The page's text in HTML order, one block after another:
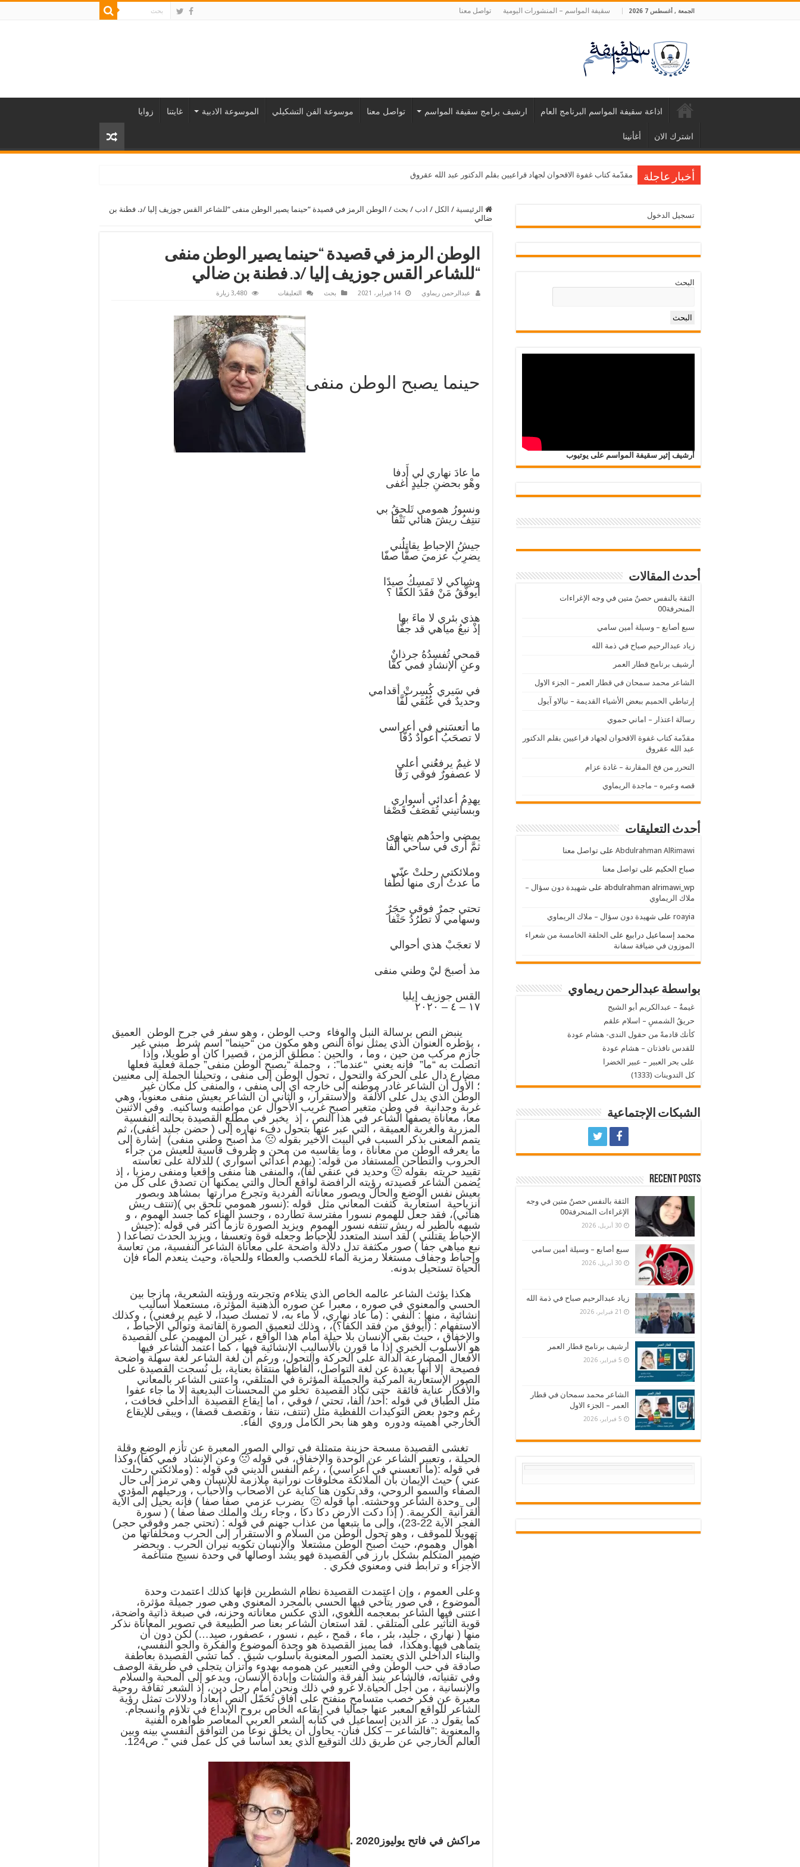
الجمعة , أغسطس 7 2026 سقيفة المواسم – المنشورات اليومية تواصل معنا
اذاعة سقيفة المواسم البرنامج العام ارشيف برامج سقيفة المواسم تواصل معنا موسوعة الفن التشكيلي الموسوعة الادبية غايتنا زوايا
اشترك الان أغأنينا
أخبار عاجلة مقدّمة كتاب غفوة الاقحوان لجهاد قراعيين بقلم الدكتور عبد الله عقروق
التحرر من فخ المقارنة – غادة عزام
الرئيسية / الكل / ادب / بحث / الوطن الرمز في قصيدة “حينما يصير الوطن منفى “للشاعر القس جوزيف إليا /د. فطنة بن
ضالي
الوطن الرمز في قصيدة “حينما يصير الوطن منفى
“للشاعر القس جوزيف إليا /د. فطنة بن ضالي
عبدالرحمن ريماوي 14 فبراير، 2021 بحث التعليقات
في
قصيدة
“حينما
يصير
الوطن
منفى
“للشاعر
القس
جوزيف
إليا
/
بن
مغلقة
3,480 زيارة
حينما يصبح الوطن منفى
ما عادَ نهاري لي أَدفا
وهْو بحضنِ جليدٍ أغفى
ونسورُ همومي تَلحقُ بي
تنتِفُ ريشَ هنائي نَتْفا
جيشُ الإحباطِ يقاتلُني
يضرِبُ عزميَ صفًّا صفّا
وشِباكي لا تَمسِكُ صيدًا
أيوفَّقُ مَنْ فقَدَ الكفّا ؟
هذي بئري لا ماءَ بها
إذْ نبعُ مياهي قد جفّا
قمحي تُفسِدُهُ جرذانٌ
وعنِ الإنشادِ فمي كفّا
في سَيري كُسِرتْ أقدامي
وحديدٌ في عُنُقي لُفَّا
ما أتعسَني في أعراسي
لا تصحَبُ أعوادٌ دُفّا
لا غيمٌ يرفعُني أعلى
لا عصفورٌ فوقي رَفّا
يهدِمُ أعدائي أسواري
وبساتيني تُقصَفُ قَصْفا
يمضي واحدُهم يتهاوى
ثمَّ أرى في ساحي أَلْفا
وملائكتي رحلتْ عنّي
ما عدتُ أرى منها لُطْفا
تحتي جمرٌ فوقي حجَرٌ
وسهامي لا تطرُدُ حَتْفا
لا تعجَبْ هذي أحوالي
مذ أصبحَ ليْ وطني منفى
القس جوزيف إيليا
١٧ – ٤ – ٢٠٢٠
ينبض النص برسالة النبل والوفاء وحب الوطن ، وهو سفر في جرح الوطن العميق
، يؤطره العنوان الذي يمثل نواة النص وهو مكون من “حينما” اسم شرط مبني غير
جازم مركب من حين ، وما ، والحين : مطلق الزمن ، قصيرا كان أو طويلا، وإذا
اتصلت به “ما” فإنه يعني “عندما”: ، وجملة “يصبح الوطن منفى” جملة فعلية فعلها
مضارع دال على الحركة والتحول ، تحول الوطن إلى منفى ، وتحيلنا الجملة إلى معنيين
؛ الأول أن الشاعر غادر موطنه إلى خارجه أي إلى منفى ، والمنفى كل مكان غير
الوطن الذي يدل على الألفة والاستقرار، و الثاني أن الشاعر يعيش منفى معنويا، وهي
غربة وجدانية في وطن متغير أصبح غريب الأحوال عن مواطنيه وساكنيه. وفي الاثنين
معا، معاناة يصفها الشاعر في هذا النص ، إذ يخبر في مطلع القصيدة بحالته النفسية
المزرية والغربة العميقة ، التي عبر عنها بتحول دفء نهاره إلى ( حضن جليد أغفى)، ثم
يتمم المعنى بذكر السبب في البيت الأخير بقوله 🙁 مذ أصبح وطني منفى) إشارة إلى
ما يعرفه الوطن من معاناة ، وما يقاسيه من محن و ظروف قاسية للعيش من جراء
الحروب والتطاحن المستفاد من قوله: (يهدم أعدائي أسواري ) للدلالة على تعاسته
تقييد حريته بقوله 🙁 وحديد في عنقي لفا)، والمنفى هنا منفى واقعيا ومنفى رمزيا ، إذ
يُضمن الشاعر قصيدته رؤيته الرافضة لواقع الحال والتي يمكنها أن تصدق على كل من
يعيش نفس الوضع والحال ويصور معاناته الفردية وتجرع مرارتها بمشاهد وبصور
انزياحية استعارية كثفت المعاني مثل قوله :(نسور همومي تلحق بي )(تنتف ريش
هنائي)، فقد جعل للهموم نسورا مفترسة تطارده ، وجسد الهناء كما جسد الهموم ، و
شبهه بالطير له ريش تنتفه نسور الهموم ويزيد الصورة تأزما أكثر في قوله :(جيش
الإحباط يقتلني ) لقد اًسند المتعدد للإحباط وجعله قوة وتعسفا ، ويزيد الحدث تصاعدا (
نبع مياهي جفا ) صور مكثفة تدل دلالة واضحة على معاناة الشاعر النفسية، من تعاسة
وإحباط وجفاف مستغلا رمزية الماء للخصب والعطاء وللحياة، وحيث ينعدم الماء فإن
الحياة تستحيل بدونه.
هكذا يؤثث الشاعر عالمه الخاص الذي يتلاءم وتجربته ورؤيته الشعرية، مازجا بين
الحسي والمعنوي في صوره ، معبرا عن صوره الذهنية المؤثرة، مستعملا أساليب
إنشائية ، منها : النفي : (ما عاد نهاري، لا ماء به، لا تمسك صيدا، لا غيم يرفعني) ، وكذلك
الاستفهام : (أيوفق من فقد الكفا؟)، ، وذلك لتعميق الصورة القاتمة وتوالي الإحباط ،
والإخفاق ، حيث بقي الإنسان بلا حيلة أمام هذا الواقع ، غير أن المهيمن على القصيدة
هو الأسلوب الخبري إذا ما قورن بالأساليب الإنشائية فيها ، كما اعتمد الشاعر فيها
الأفعال المضارعة الدالة على الحركة والتحول، ورغم أن لغة الشاعر لغة سهلة واضحة
فصيحة إلا أنها بعيدة عن لغة التواصل، ألفاظها منتقاة بعناية، بل نُسجت القصيدة على
الصور الإستعارية المركبة والجميلة المؤثرة في المتلقي، واعتنى الشاعر بالمعاني
والأفكار عناية فائقة حتى تكاد القصيدة تخلو من المحسنات البديعية إلا ما جاء عفوا
مثل الطباق في قوله :أحد/ ألفا، تحتي / فوقي ، أما إيقاع القصيدة الداخلي فخافت ،
رغم وجود بعض التوكيدات اللفظية مثل (تنتف، نتفا ، وتقصف قصفا) ، ويبقى للإيقاع
الخارجي أهميته ودوره وهو هنا بحر الكامل وروي الفاء.
تغشى القصيدة مسحة حزينة متمثلة في توالي الصور المعبرة عن تأزم الوضع وقلة
الحيلة ، وتعبير الشاعر عن الوحدة والإخفاق، في قوله 🙁 وعن الإنشاد فمي كفا)،وكذا
في قوله :(ما أتعسني في أعراسي) ، رغم النفس الديني في قوله : (وملائكتي رحلت
عني ) حيث الإيمان بأن الملائكة مخلوقات نورانية ملازمة للإنسان وهي ترمز إلى حال
الصفاء والسمو الروحي، وقد تكون هنا كناية عن الأصحاب والأحباب ، ورحيلهم المؤدي
إلى وحدة الشاعر ووحشته. أما قوله 🙁 يضرب عزمي صفا صفا ) فإنه يحيل إلى الآية
القرآنية الكريمة. ( إذا دكت الأرض دكا دكا ، وجاء ربك والملك صفا صفا ) ( سورة
الفجر الآية 22-23)، وإلى ما يتبعها من عذاب جهنم في قوله : (تحتي جمر وفوقي حجر)
تهويلا للموقف ، وهو تحول الوطن من السلام و الاستقرار إلى الحرب ومخلفاتها من
أهوال وهموم، حيث أصبح الوطن مشتعلا والإنسان تكويه نيران الحرب . ويحضر
ضمير المتكلم بشكل بارز في القصيدة فهو يشد أوصالها في وحدة نسيج متناغمة
الأجزاء و ترابط فني ومعنوي فكري .
وعلى العموم ، وإن اعتمدت القصيدة نظام الشطرين فإنها كذلك اعتمدت وحدة
الموضوع ، في صور يتآخي فيها الحسي بالمجرد المعنوي وهي صور جميلة مؤثرة،
اعتنى فيها الشاعر بمعجمه اللغوي، الذي عكس معاناته وحزنه، في صبغة ذاتية واضحة،
قوية التأثير على المتلقي . لقد استعان الشاعر بعنا صر الطبيعة في تصوير المعاناة نذكر
منها ( نهاري ، جليد، بئر ، ماء ، قمح ، غيم ، نسور ، عصفور، صيد…) لكن دون أن
يتماهى فيها.وهكذا، فما يميز القصيدة هو وحدة الموضوع والفكرة والجو النفسي،
والبناء الداخلي الذي يعتمد الصور المعنوية بأسلوب شيق . كما تشي القصيدة بعاطفة
صادقة في حب الوطن وفي التعبير عن همومه بهدوء واتزان يتجلى في طريقة الوصف
وفي تقنياته، فالشاعر ينبذ الفرقة والشتات وإبادة الإنسان، ويدعو إلى المحبة والسلام
والإنسانية ، من أجل الحياة.لا غرو في ذلك ونحن أمام رجل دين، إذ الشعر ثقافة روحية
معبرة عن فكر خصب متسامح منفتح على آفاق تُحَمّل النص أبعادا ودلالات تمثل رؤية
الشاعر للواقع المعبر عنها جماليا في إيقاعه الخاص بروح الإبداع في تلاؤم وانسجام.
كما يقول د. عز الدين إسماعيل في كتابه الشعر العربي المعاصر ظواهره الفنية
والمعنوية :”فالشاعر – ككل فنان- يحاول أن يخلق نوعا من التوافق النفسي بينه وبين
العالم الخارجي عن طريق ذلك التوقيع الذي يعد أساسا في كل عمل فني “. ص124.
مراكش في فاتح يوليوز2020 .
تسجيل الدخول
البحث
البحث
أرشيف إثير سقيفة المواسم على يوتيوب
أحدث المقالات
الثقة بالنفس حصنٌ متين في وجه الإغراءات
المنحرفة00
سبع أصابع – وسيلة أمين سامي
زياد عبدالرحيم صباح في ذمة الله
أرشيف برنامج قطار العمر
الشاعر محمد سمحان في قطار العمر – الجزء الاول
إرتباطي الحميم ببعض الأشياء القديمة – نيالاو آيول
رسالة اعتذار – اماني حموي
مقدّمة كتاب غفوة الاقحوان لجهاد قراعيين بقلم الدكتور
عبد الله عقروق
التحرر من فخ المقارنة – غادة عزام
قصه وعبره – ماجدة الريماوي
أحدث التعليقات
Abdulrahman AlRimawi على تواصل معنا
صباح الحكيم على تواصل معنا
abdulrahman alrimawi_wp على شهيدة دون سؤال –
ملاك الريماوي
roayia على شهيدة دون سؤال – ملاك الريماوي
محمد إسماعيل درابيع على الحلقة الخامسة من شعراء
الموزون في ضيافة سفانة
بواسطة عبدالرحمن ريماوي
غيمةٌ – عبدالكريم أبو الشيح
حريقُ الشمسِ – اسلام علقم
كأنك قادمةً من حقول الندى- هشام عودة
للقدس نافذتان – هشام عودة
على بحر العبير – عبير الخضرا
كل التدوينات (1333)
الشبكات الإجتماعية
Recent Posts
الثقة بالنفس حصنٌ متين في وجه
الإغراءات المنحرفة00
30 أبريل، 2026
سبع أصابع – وسيلة أمين سامي
30 أبريل، 2026
زياد عبدالرحيم صباح في ذمة الله
21 فبراير، 2026
أرشيف برنامج قطار العمر
5 فبراير، 2026
الشاعر محمد سمحان في قطار
العمر – الجزء الاول
5 فبراير، 2026